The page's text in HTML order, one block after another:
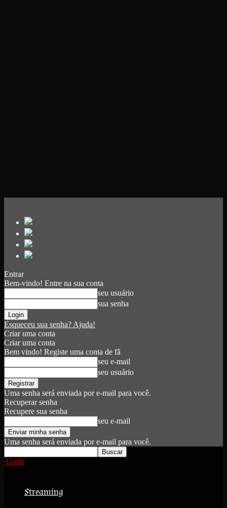
Entrar
Bem-vindo! Entre na sua conta
seu usuário
sua senha
Esqueceu sua senha? Ajuda!
Criar uma conta
Criar uma conta
Bem vindo! Registe uma conta de fã
seu e-mail
seu usuário
Uma senha será enviada por e-mail para você.
Recuperar senha
Recupere sua senha
seu e-mail
Uma senha será enviada por e-mail para você.
Gotik
Streaming